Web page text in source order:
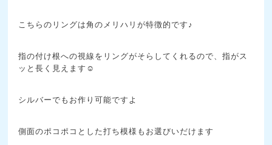
こちらのリングは角のメリハリが特徴的です♪
指の付け根への視線をリングがそらしてくれるので、指がス
ッと長く見えます☺️
シルバーでもお作り可能ですよ
側面のポコポコとした打ち模様もお選びいだけます